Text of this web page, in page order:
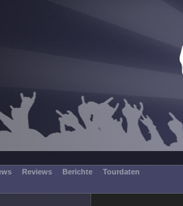
Reviews Berichte
Tourdaten